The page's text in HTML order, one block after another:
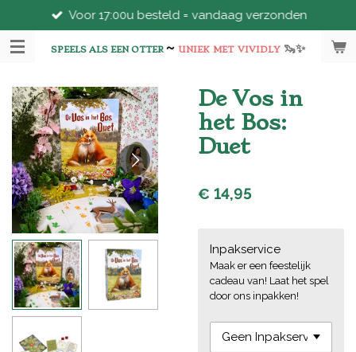
direct
naar
hoofdinhoud
SPEELS ALS EEN OTTER~ UNIEK MET VIVIDLY 🦦✨
Voor 17:00u besteld = vandaag verzonden
De Vos in
het Bos:
Duet
€ 14,95
Inpakservice
Maak er een feestelijk
cadeau van! Laat het spel
door ons inpakken!